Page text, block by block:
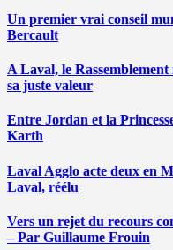
Un premier vrai conseil
Bercault
A Laval, le
sa juste valeur
Entre Jordan et la
Karth
Laval Agglo acte deux en
Laval, réélu
Vers un rejet du recours
– Par Guillaume Frouin